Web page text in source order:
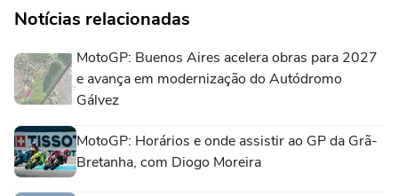
Notícias relacionadas
MotoGP: Buenos Aires acelera obras para 2027
e avança em modernização do Autódromo
Gálvez
MotoGP: Horários e onde assistir ao GP da Grã-
Bretanha, com Diogo Moreira